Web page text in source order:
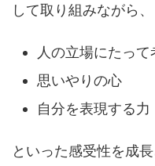
して取り組みながら、
人の立場にたっ
思いやりの心
自分を表現する力
といった感受性を成